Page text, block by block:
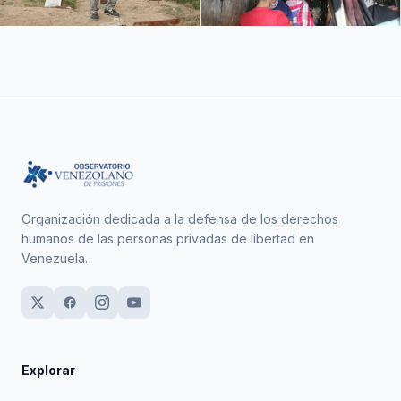
Organización dedicada a la defensa de los derechos
humanos de las personas privadas de libertad en
Venezuela.
Explorar